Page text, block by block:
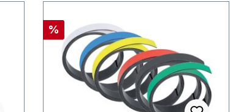
Farben und Größen
Rabatt
%